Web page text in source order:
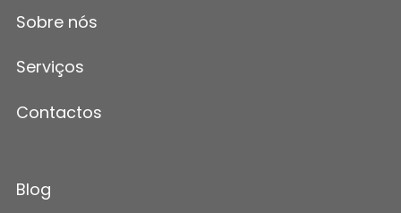
Sobre nós
Serviços
Contactos
Blog